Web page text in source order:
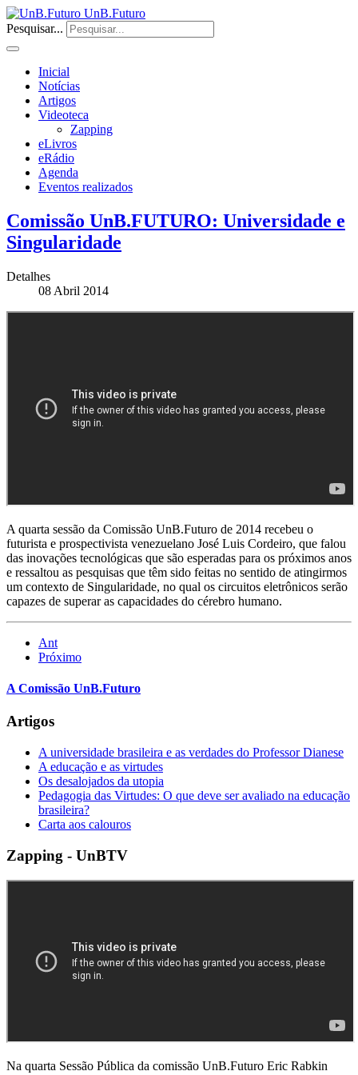
UnB.Futuro
Pesquisar...
Inicial
Notícias
Artigos
Videoteca
Zapping
eLivros
eRádio
Agenda
Eventos realizados
Comissão UnB.FUTURO: Universidade e
Singularidade
Detalhes
08 Abril 2014
A quarta sessão da Comissão UnB.Futuro de 2014 recebeu o
futurista e prospectivista venezuelano José Luis Cordeiro, que falou
das inovações tecnológicas que são esperadas para os próximos anos
e ressaltou as pesquisas que têm sido feitas no sentido de atingirmos
um contexto de Singularidade, no qual os circuitos eletrônicos serão
capazes de superar as capacidades do cérebro humano.
Ant
Próximo
A Comissão UnB.Futuro
Artigos
A universidade brasileira e as verdades do Professor Dianese
A educação e as virtudes
Os desalojados da utopia
Pedagogia das Virtudes: O que deve ser avaliado na educação
brasileira?
Carta aos calouros
Zapping - UnBTV
Na quarta Sessão Pública da comissão UnB.Futuro Eric Rabkin